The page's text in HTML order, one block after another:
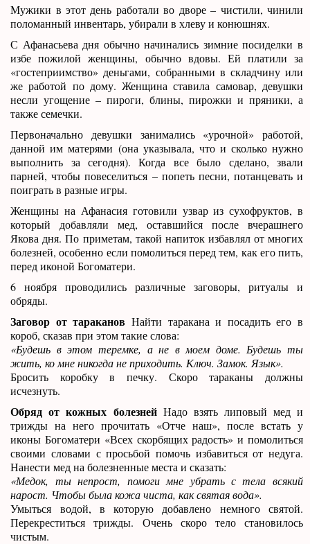
Мужики в этот день работали во дворе – чистили, чинили
поломанный инвентарь, убирали в хлеву и конюшнях.
С Афанасьева дня обычно начинались зимние посиделки в
избе пожилой женщины, обычно вдовы. Ей платили за
«гостеприимство» деньгами, собранными в складчину или
же работой по дому. Женщина ставила самовар, девушки
несли угощение – пироги, блины, пирожки и пряники, а
также семечки.
Первоначально девушки занимались «урочной» работой,
данной им матерями (она указывала, что и сколько нужно
выполнить за сегодня). Когда все было сделано, звали
парней, чтобы повеселиться – попеть песни, потанцевать и
поиграть в разные игры.
Женщины на Афанасия готовили узвар из сухофруктов, в
который добавляли мед, оставшийся после вчерашнего
Якова дня. По приметам, такой напиток избавлял от многих
болезней, особенно если помолиться перед тем, как его пить,
перед иконой Богоматери.
6 ноября проводились различные заговоры, ритуалы и
обряды.
Заговор от тараканов Найти таракана и посадить его в
короб, сказав при этом такие слова:
«Будешь в этом теремке, а не в моем доме. Будешь ты
жить, ко мне никогда не приходить. Ключ. Замок. Язык».
Бросить коробку в печку. Скоро тараканы должны
исчезнуть.
Обряд от кожных болезнейНадо взять липовый мед и
трижды на него прочитать «Отче наш», после встать у
иконы Богоматери «Всех скорбящих радость» и помолиться
своими словами с просьбой помочь избавиться от недуга.
Нанести мед на болезненные места и сказать:
«Медок, ты непрост, помоги мне убрать с тела всякий
нарост. Чтобы была кожа чиста, как святая вода».
Умыться водой, в которую добавлено немного святой.
Перекреститься трижды. Очень скоро тело становилось
чистым.